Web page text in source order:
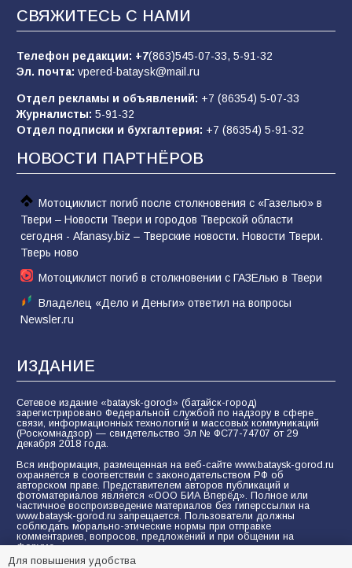
В библиотеке имени М.Ю. Лермонтова
состоялось литературно-творческое
сказку, рисуем в красках»
65 07.08.2026
СВЯЖИТЕСЬ С НАМИ
Телефон редакции: +7(863)545-07-33, 5-91-32
Эл. почта: vpered-bataysk@mail.ru
Отдел рекламы и объявлений: +7 (86354) 5-07-33
Журналисты: 5-91-32
Отдел подписки и бухгалтерия: +7 (86354) 5-91-32
НОВОСТИ ПАРТНЁРОВ
Мотоциклист погиб после столкновения с «Газелью» в
Твери – Новости Твери и городов Тверской области
сегодня - Afanasy.biz – Тверские новости. Новости Твери.
Тверь ново
Мотоциклист погиб в столкновении с ГАЗЕлью в Твери
Владелец «Дело и Деньги» ответил на вопросы
Newsler.ru
ИЗДАНИЕ
Сетевое издание «bataysk-gorod» (батайск-город)
зарегистрировано Федеральной службой по надзору в сфере
связи, информационных технологий и массовых коммуникаций
(Роскомнадзор) — свидетельство Эл № ФС77-74707 от 29
декабря 2018 года.
Вся информация, размещенная на веб-сайте www.bataysk-gorod.ru
охраняется в соответствии с законодательством РФ об
авторском праве. Представителем авторов публикаций и
фотоматериалов является «ООО БИА Вперёд». Полное или
частичное воспроизведение материалов без гиперссылки на
www.bataysk-gorod.ru запрещается. Пользователи должны
соблюдать морально-этические нормы при отправке
комментариев, вопросов, предложений и при общении на
форуме.
Для повышения удобства